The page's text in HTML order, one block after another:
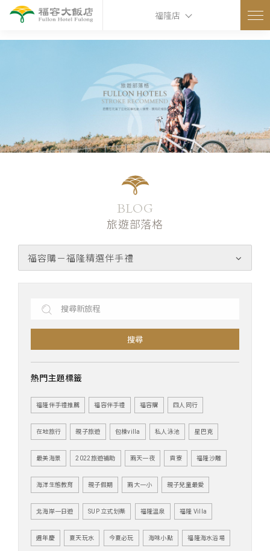
福隆店
BLOG
旅遊部落格
福容購－福隆精選伴手禮
搜尋
熱門主題標籤
福隆伴手禮推薦 福容伴手禮 福容購 四人同行
在地旅行 親子旅遊 包棟villa 私人泳池 星巴克
最美海景 2022旅遊補助 兩天一夜 貢寮 福隆沙雕
海洋生態教育 親子假期 兩大一小 親子兒童最愛
北海岸一日遊 SUP 立式划槳 福隆溫泉 福隆 Villa
週年慶 夏天玩水 今夏必玩 海味小點 福隆海水浴場